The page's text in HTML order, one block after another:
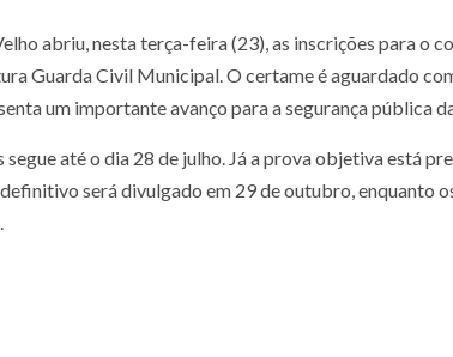
abriu, nesta terça-feira (23), as inscrições para o
Guarda Civil Municipal. O certame é aguardado
um importante avanço para a segurança pública
até o dia 28 de julho. Já a prova objetiva está
será divulgado em 29 de outubro, enquanto